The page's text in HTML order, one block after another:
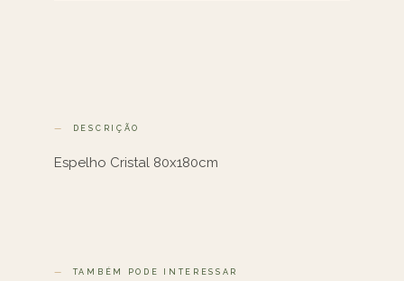
DESCRIÇÃO
Espelho Cristal 80x180cm
TAMBÉM PODE INTERESSAR